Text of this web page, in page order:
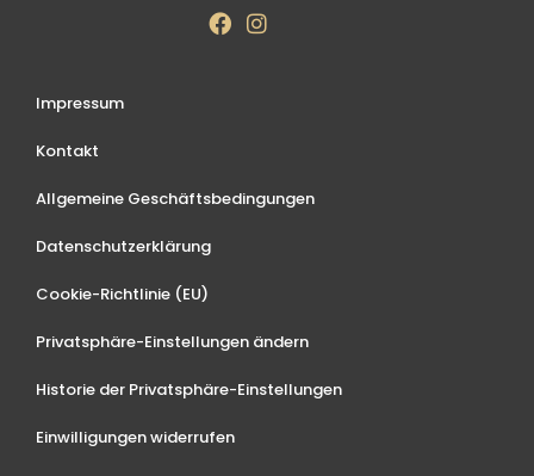
Impressum
Kontakt
Allgemeine Geschäftsbedingungen
Datenschutzerklärung
Cookie-Richtlinie (EU)
Privatsphäre-Einstellungen ändern
Historie der Privatsphäre-Einstellungen
Einwilligungen widerrufen